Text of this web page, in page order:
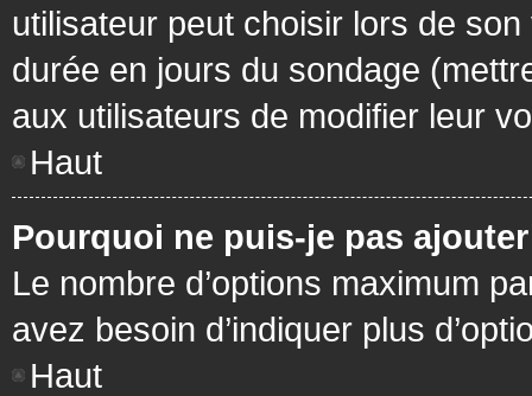
utilisateur peut choisir lors de
durée en jours du sondage
aux utilisateurs de modifier leur
Haut
Pourquoi ne puis-je pas
Le nombre d’options maximum
avez besoin d’indiquer plus
Haut